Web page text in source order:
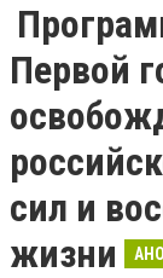
Первой
сил и
жизни